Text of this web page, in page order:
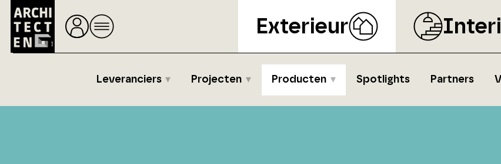
Exterieur
Leveranciers Projecten Producten Spotlights Partners